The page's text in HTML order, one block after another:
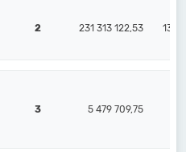
2 231 313 122,53 134
3 5 479 709,75